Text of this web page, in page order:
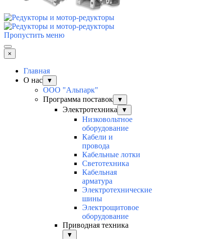
Пропустить меню
×
Главная
О нас
▼
ООО "Альпарк"
Программа поставок
▼
Электротехника ▼
Низковольтное
оборудование
Кабели и
провода
Кабельные лотки
Светотехника
Кабельная
арматура
Электротехнические
шины
Электрощитовое
оборудование
Приводная техника
▼